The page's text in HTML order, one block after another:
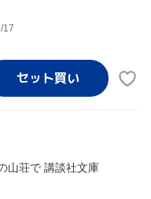
17
山荘で 講談社文庫